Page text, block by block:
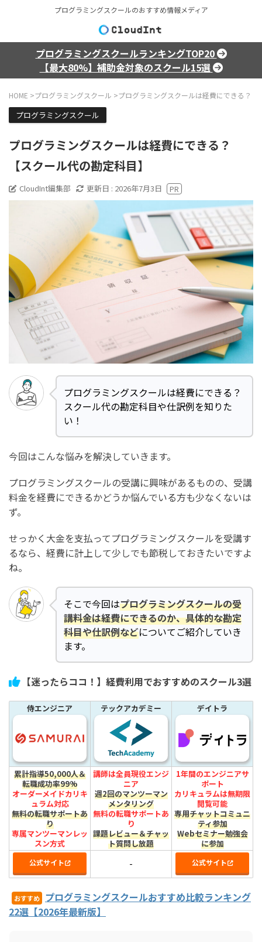
プログラミングスクールのおすすめ情報メディア
プログラミングスクールランキングTOP20
【最大80%】補助金対象のスクール15選
HOME >プログラミングスクール >プログラミングスクールは経費にできる？
プログラミングスクール
プログラミングスクールは経費にできる？
【スクール代の勘定科目】
CloudInt編集部 更新日 : 2026年7月3日
プログラミングスクールは経費にできる？
スクール代の勘定科目や仕訳例を知りた
い！
今回はこんな悩みを解決していきます。
プログラミングスクールの受講に興味があるものの、受講
料金を経費にできるかどうか悩んでいる方も少なくないは
ず。
せっかく大金を支払ってプログラミングスクールを受講す
るなら、経費に計上して少しでも節税しておきたいですよ
ね。
そこで今回はプログラミングスクールの受
講料金は経費にできるのか、具体的な勘定
科目や仕訳例などについてご紹介していき
ます。
【迷ったらココ！】経費利用でおすすめのスクール3選
侍エンジニア テックアカデミー デイトラ
累計指導50,000人＆
転職成功率99%
オーダーメイドカリキ
ュラム対応
無料の転職サポートあ
り
専属マンツーマンレッ
スン方式
講師は全員現役エンジ
ニア
週2回のマンツーマン
メンタリング
無料の転職サポートあ
り
課題レビュー＆チャッ
ト質問し放題
1年間のエンジニアサ
ポート
カリキュラムは無期限
閲覧可能
専用チャットコミュニ
ティ参加
Webセミナー勉強会
に参加
公式サイト - 公式サイト
おすすめ
プログラミングスクールおすすめ比較ランキング
22選【2026年最新版】